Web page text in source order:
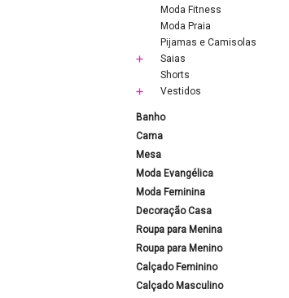
Moda Fitness
Moda Praia
Pijamas e Camisolas
Saias
Shorts
Vestidos
Banho
Cama
Mesa
Moda Evangélica
Moda Feminina
Decoração Casa
Roupa para Menina
Roupa para Menino
Calçado Feminino
Calçado Masculino